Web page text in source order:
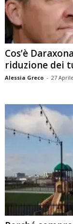
Cos’è
riduzione dei
Alessia Greco - 27